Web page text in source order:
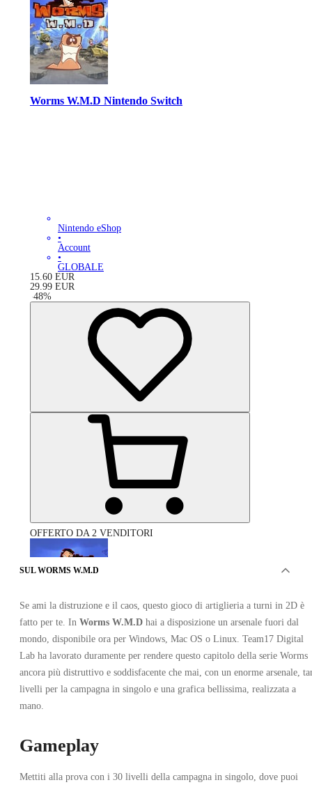
Worms W.M.D Nintendo Switch
Nintendo eShop
•
Account
•
GLOBALE
15.60 EUR
29.99 EUR
-48%
OFFERTO DA 2 VENDITORI
Worms W.M.D PC
SUL WORMS W.M.D
Se ami la distruzione e il caos, questo gioco di artiglieria a turni in 2D è
fatto per te. In Worms W.M.D hai a disposizione un arsenale fuori dal
mondo, disponibile ora per Windows, Mac OS o Linux. Team17 Digital
Lab ha lavorato duramente per rendere questo capitolo della serie Worms
ancora più distruttivo e soddisfacente che mai, con un enorme arsenale,
livelli per la campagna in singolo e una grafica bellissima, realizzata a
mano.
Gameplay
Mettiti alla prova con i 30 livelli della campagna in singolo, dove puoi